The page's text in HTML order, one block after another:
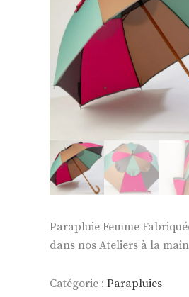
Parapluie Femme
dans nos Ateliers à la main
Catégorie : Parapluies